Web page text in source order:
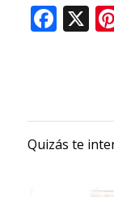
Quizás te